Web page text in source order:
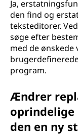
Ja,
den find og
teksteditorer.
søge efter
med de
program.
Ændrer
den en ny